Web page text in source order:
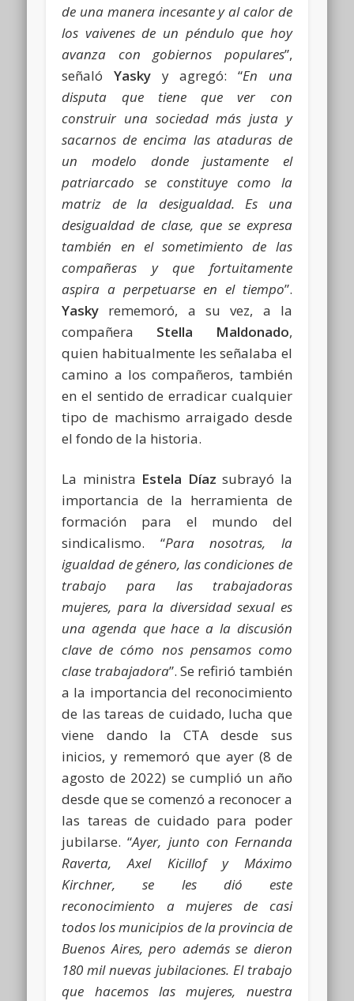
de una manera incesante y al calor de
los vaivenes de un péndulo que hoy
avanza con gobiernos populares”,
señaló Yaskyy agregó: “En una
disputa que tiene que ver con
construir una sociedad más justa y
sacarnos de encima las ataduras de
un modelo donde justamente el
patriarcado se constituye como la
matriz de la desigualdad. Es una
desigualdad de clase, que se expresa
también en el sometimiento de las
compañeras y que fortuitamente
aspira a perpetuarse en el tiempo”.
Yasky rememoró, a su vez, a la
compañera Stella Maldonado,
quien habitualmente les señalaba el
camino a los compañeros, también
en el sentido de erradicar cualquier
tipo de machismo arraigado desde
el fondo de la historia.
La ministra Estela Díaz subrayó la
importancia de la herramienta de
formación para el mundo del
sindicalismo. “Para nosotras, la
igualdad de género, las condiciones de
trabajo para las trabajadoras
mujeres, para la diversidad sexual es
una agenda que hace a la discusión
clave de cómo nos pensamos como
clase trabajadora”. Se refirió también
a la importancia del reconocimiento
de las tareas de cuidado, lucha que
viene dando la CTA desde sus
inicios, y rememoró que ayer (8 de
agosto de 2022) se cumplió un año
desde que se comenzó a reconocer a
las tareas de cuidado para poder
jubilarse. “Ayer, junto con Fernanda
Raverta, Axel Kicillof y Máximo
Kirchner, se les dió este
reconocimiento a mujeres de casi
todos los municipios de la provincia de
Buenos Aires, pero además se dieron
180 mil nuevas jubilaciones. El trabajo
que hacemos las mujeres, nuestra